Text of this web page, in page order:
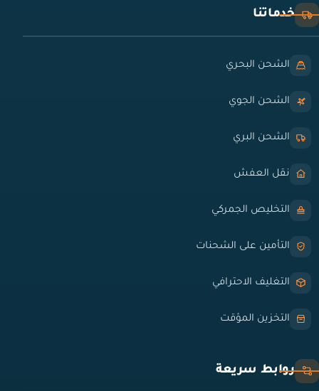
خدماتنا
الشحن البحري
الشحن الجوي
الشحن البري
نقل العفش
التخليص الجمركي
التأمين على الشحنات
التغليف الاحترافي
التخزين المؤقت
روابط سريعة